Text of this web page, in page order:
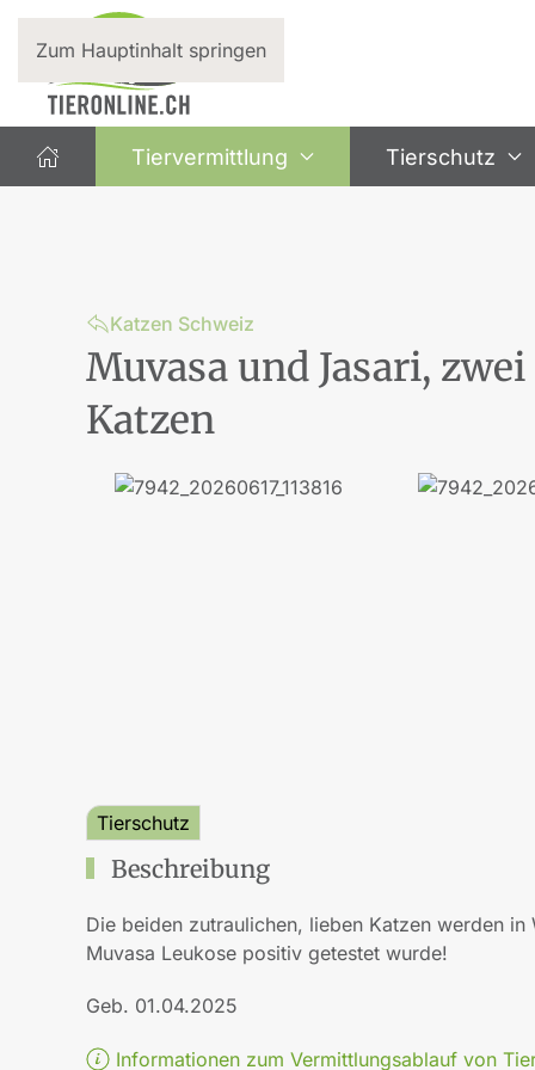
Zum Hauptinhalt springen
Tiervermittlung Tierschutz
Katzen Schweiz
Muvasa und Jasari,
Katzen
Tierschutz
Beschreibung
Die beiden zutraulichen, lieben Katzen werden
Muvasa Leukose positiv getestet wurde!
Geb. 01.04.2025
Informationen zum Vermittlungsablauf von